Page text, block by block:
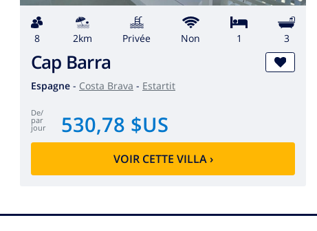
8 2km privée Non 1 3
Cap Barra
Espagne - Costa Brava - Estartit
de/
par
jour 530,78 $US
VOIR CETTE VILLA›